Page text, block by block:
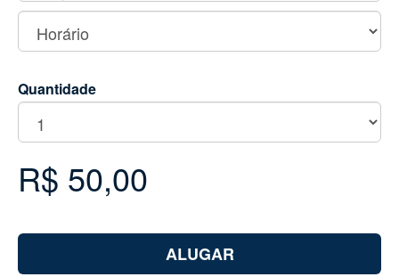
Quantidade
R$ 50,00
ALUGAR